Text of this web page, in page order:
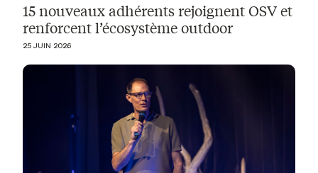
15 nouveaux adhérents rejoignent OSV et
renforcent l’écosystème outdoor
25 JUIN 2026